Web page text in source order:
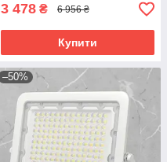
3 478 ₴ 6 956 ₴
Купити
–50%